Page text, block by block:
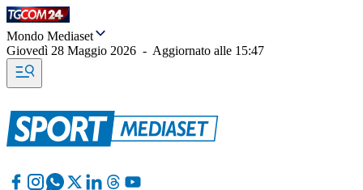
Mondo Mediaset
Giovedì 28 Maggio 2026 - Aggiornato alle 15:47